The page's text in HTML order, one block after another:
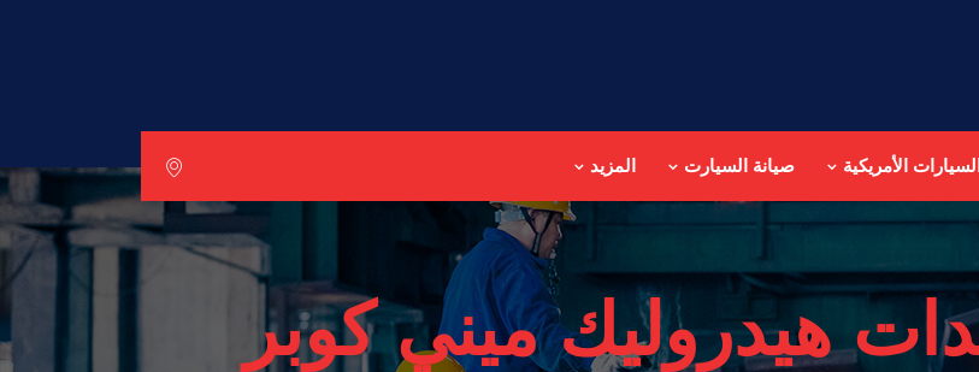
السيارات الأمريكية صيانة السيارت المزيد
هيدروليك ميني كوبر